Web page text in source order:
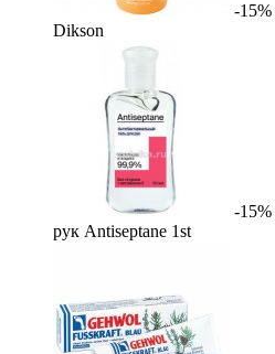
-15%
Dikson
-15%
рук Antiseptane 1st